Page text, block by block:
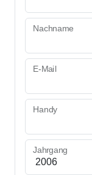
Nachname
E-Mail
Handy
Jahrgang